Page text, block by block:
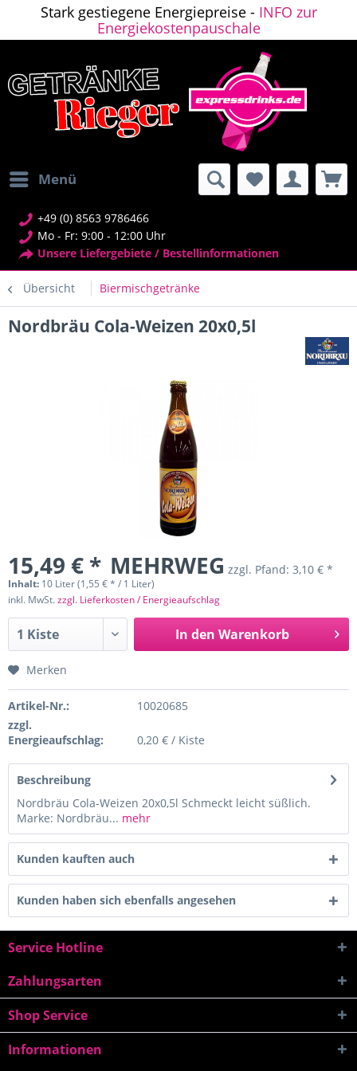
Stark gestiegene Energiepreise - INFO zur
Energiekostenpauschale
Menü
+49 (0) 8563 9786466
Mo - Fr: 9:00 - 12:00 Uhr
Unsere Liefergebiete / Bestellinformationen
Übersicht Biermischgetränke
Nordbräu Cola-Weizen 20x0,5l
15,49 € * MEHRWEG zzgl. Pfand: 3,10 € *
Inhalt: 10 Liter (1,55 € * / 1 Liter)
inkl. MwSt.zzgl. Lieferkosten / Energieaufschlag
In den Warenkorb
Merken
Artikel-Nr.:
10020685
zzgl.
Energieaufschlag:
0,20 € / Kiste
Beschreibung
Nordbräu Cola-Weizen 20x0,5l Schmeckt leicht süßlich.
Marke: Nordbräu... mehr
Kunden kauften auch
Kunden haben sich ebenfalls angesehen
Service Hotline
Zahlungsarten
Shop Service
Informationen